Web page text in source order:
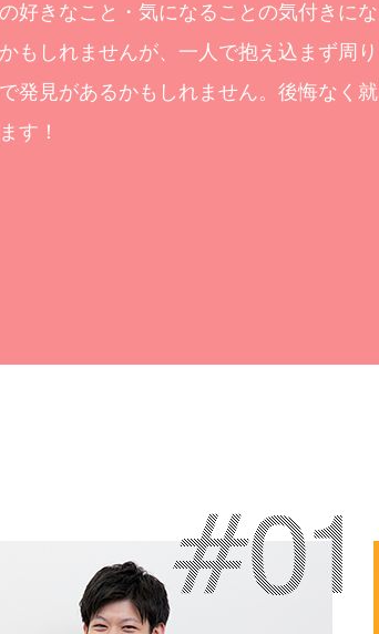
好きなこと・気になることの気付きにな
もしれませんが、一人で抱え込まず周り
発見があるかもしれません。後悔なく就
す！